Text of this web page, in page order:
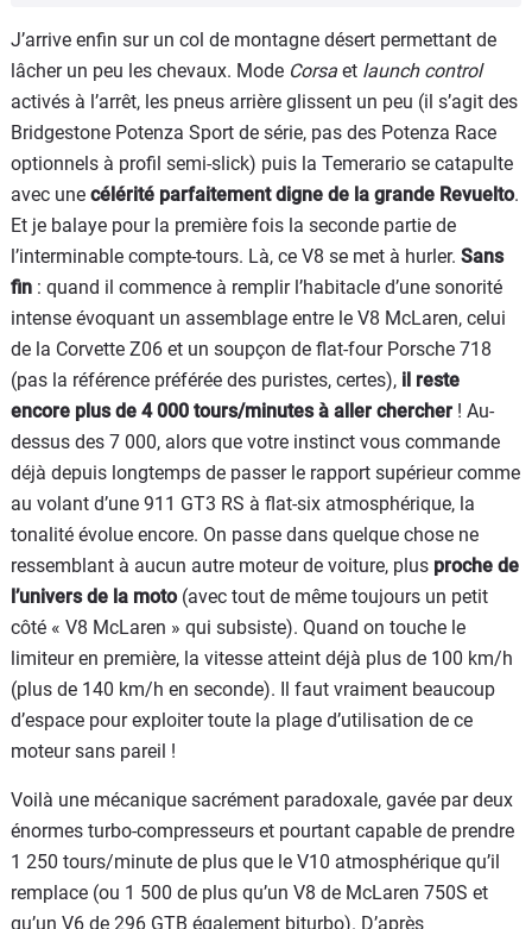
J’arrive enfin sur un col de montagne désert permettant de
lâcher un peu les chevaux. Mode Corsa et launch control
activés à l’arrêt, les pneus arrière glissent un peu (il s’agit des
Bridgestone Potenza Sport de série, pas des Potenza Race
optionnels à profil semi-slick) puis la Temerario se catapulte
avec une célérité parfaitement digne de la grande Revuelto.
Et je balaye pour la première fois la seconde partie de
l’interminable compte-tours. Là, ce V8 se met à hurler. Sans
fin : quand il commence à remplir l’habitacle d’une sonorité
intense évoquant un assemblage entre le V8 McLaren, celui
de la Corvette Z06 et un soupçon de flat-four Porsche 718
(pas la référence préférée des puristes, certes), il reste
encore plus de 4 000 tours/minutes à aller chercher ! Au-
dessus des 7 000, alors que votre instinct vous commande
déjà depuis longtemps de passer le rapport supérieur comme
au volant d’une 911 GT3 RS à flat-six atmosphérique, la
tonalité évolue encore. On passe dans quelque chose ne
ressemblant à aucun autre moteur de voiture, plus proche de
l’univers de la moto(avec tout de même toujours un petit
côté « V8 McLaren » qui subsiste). Quand on touche le
limiteur en première, la vitesse atteint déjà plus de 100 km/h
(plus de 140 km/h en seconde). Il faut vraiment beaucoup
d’espace pour exploiter toute la plage d’utilisation de ce
moteur sans pareil !
Voilà une mécanique sacrément paradoxale, gavée par deux
énormes turbo-compresseurs et pourtant capable de prendre
1 250 tours/minute de plus que le V10 atmosphérique qu’il
remplace (ou 1 500 de plus qu’un V8 de McLaren 750S et
qu’un V6 de 296 GTB également biturbo). D’après